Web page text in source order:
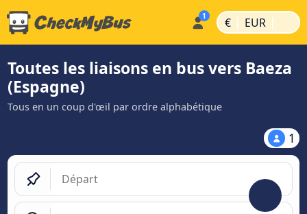
€ | EUR |
Toutes les liaisons en bus vers Baeza
(Espagne)
Tous en un coup d'œil par ordre alphabétique
1